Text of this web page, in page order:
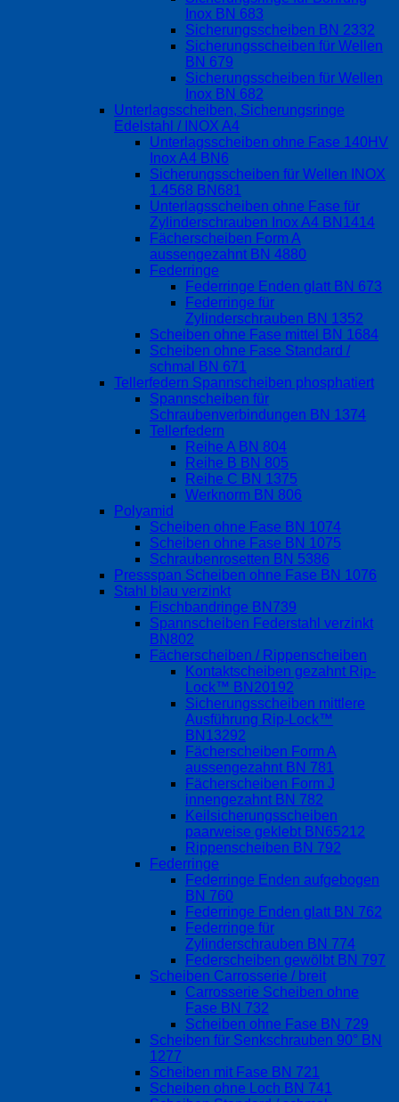
Inox BN 683
Sicherungsscheiben BN 2332
Sicherungsscheiben für Wellen
BN 679
Sicherungsscheiben für Wellen
Inox BN 682
Unterlagsscheiben, Sicherungsringe
Edelstahl / INOX A4
Unterlagsscheiben ohne Fase 140HV
Inox A4 BN6
Sicherungsscheiben für Wellen INOX
1.4568 BN681
Unterlagsscheiben ohne Fase für
Zylinderschrauben Inox A4 BN1414
Fächerscheiben Form A
aussengezahnt BN 4880
Federringe
Federringe Enden glatt BN 673
Federringe für
Zylinderschrauben BN 1352
Scheiben ohne Fase mittel BN 1684
Scheiben ohne Fase Standard /
schmal BN 671
Tellerfedern Spannscheiben phosphatiert
Spannscheiben für
Schraubenverbindungen BN 1374
Tellerfedern
Reihe A BN 804
Reihe B BN 805
Reihe C BN 1375
Werknorm BN 806
Polyamid
Scheiben ohne Fase BN 1074
Scheiben ohne Fase BN 1075
Schraubenrosetten BN 5386
Pressspan Scheiben ohne Fase BN 1076
Stahl blau verzinkt
Fischbandringe BN739
Spannscheiben Federstahl verzinkt
BN802
Fächerscheiben / Rippenscheiben
Kontaktscheiben gezahnt Rip-
Lock™ BN20192
Sicherungsscheiben mittlere
Ausführung Rip-Lock™
BN13292
Fächerscheiben Form A
aussengezahnt BN 781
Fächerscheiben Form J
innengezahnt BN 782
Keilsicherungsscheiben
paarweise geklebt BN65212
Rippenscheiben BN 792
Federringe
Federringe Enden aufgebogen
BN 760
Federringe Enden glatt BN 762
Federringe für
Zylinderschrauben BN 774
Federscheiben gewölbt BN 797
Scheiben Carrosserie / breit
Carrosserie Scheiben ohne
Fase BN 732
Scheiben ohne Fase BN 729
Scheiben für Senkschrauben 90° BN
1277
Scheiben mit Fase BN 721
Scheiben ohne Loch BN 741